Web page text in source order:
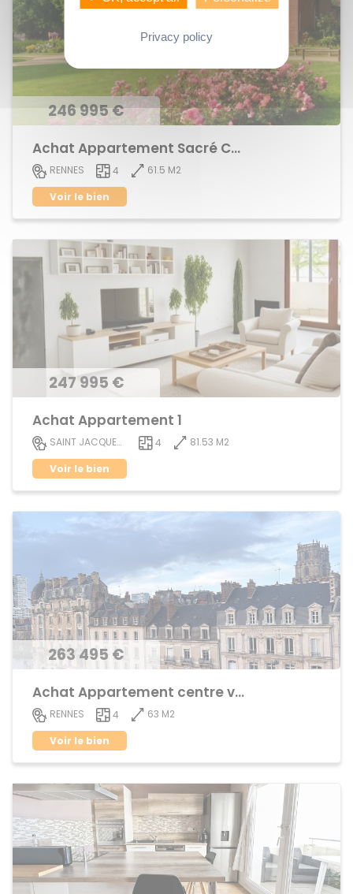
246 995 €
Achat Appartement Sacré Coeurs
RENNES 4
61.5 M2
Voir le bien
247 995 €
Achat Appartement 1
SAINT JACQUES DE LA LANDE 4
81.53 M2
Voir le bien
263 495 €
Achat Appartement centre ville
RENNES 4
63 M2
Voir le bien
Privacy policy